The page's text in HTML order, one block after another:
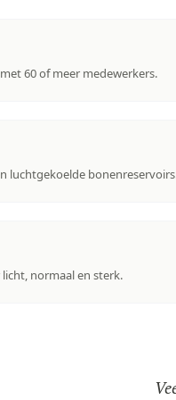
60 of meer medewerkers.
luchtgekoelde
normaal en sterk.